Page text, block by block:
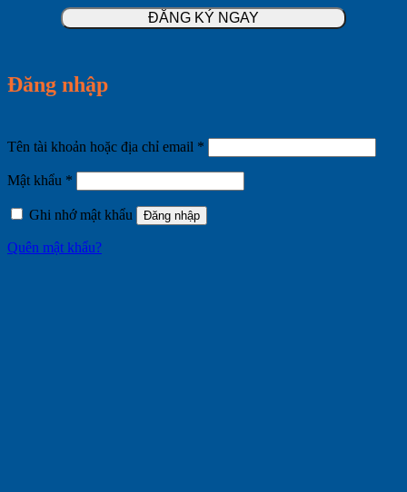
Đăng nhập
Tên tài khoản hoặc địa chỉ email *
buộc
Mật khẩu *
buộc
Ghi nhớ mật khẩu
Đăng nhập
Quên mật khẩu?